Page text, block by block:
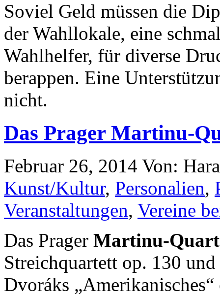
Soviel Geld müssen die
der Wahllokale, eine
Wahlhelfer, für diverse
berappen. Eine
nicht.
Das Prager Martinu-
Februar 26, 2014 Von:
Kunst/Kultur, Personalien,
Veranstaltungen, Vereine
Das Prager Martinu-
Streichquartett op. 130
Dvoráks